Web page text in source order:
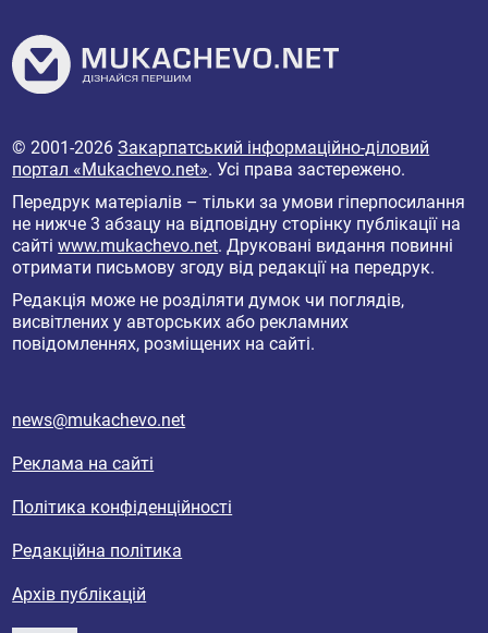
© 2001-2026Закарпатський інформаційно-діловий
портал «Mukachevo.net». Усі права застережено.
Передрук матеріалів – тільки за умови гіперпосилання
не нижче 3 абзацу на відповідну сторінку публікації на
сайтіwww.mukachevo.net. Друковані видання повинні
отримати письмову згоду від редакції на передрук.
Редакція може не розділяти думок чи поглядів,
висвітлених у авторських або рекламних
повідомленнях, розміщених на сайті.
news@mukachevo.net
Реклама на сайті
Політика конфіденційності
Редакційна політика
Архів публікацій